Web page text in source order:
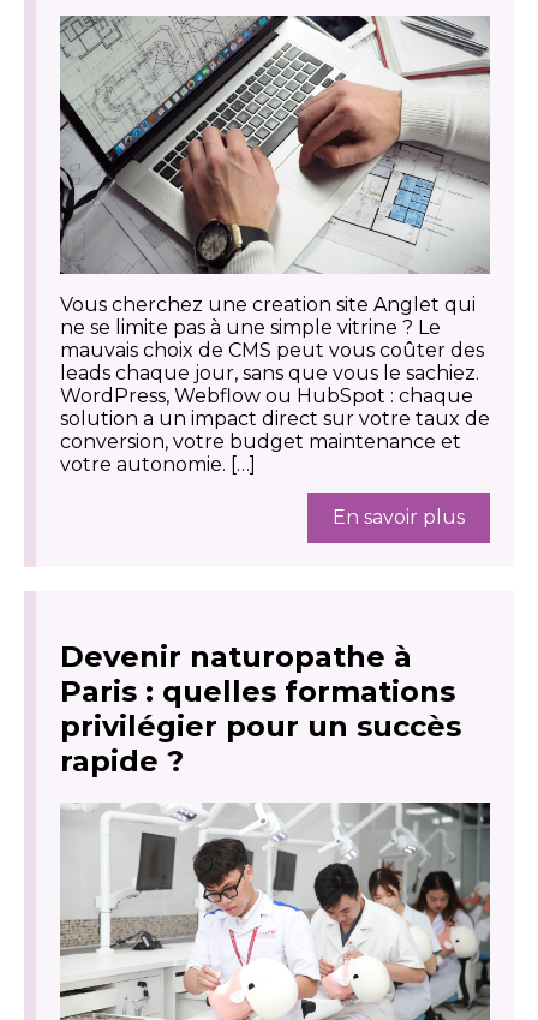
Vous cherchez une creation site Anglet qui
ne se limite pas à une simple vitrine ? Le
mauvais choix de CMS peut vous coûter des
leads chaque jour, sans que vous le sachiez.
WordPress, Webflow ou HubSpot : chaque
solution a un impact direct sur votre taux de
conversion, votre budget maintenance et
votre autonomie. […]
En savoir plus
Devenir naturopathe à
Paris : quelles formations
privilégier pour un succès
rapide ?